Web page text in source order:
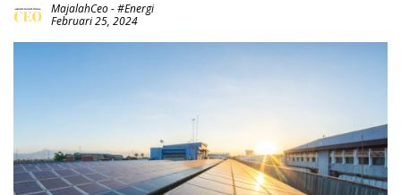
MajalahCeo-#energi
Februari 25, 2024